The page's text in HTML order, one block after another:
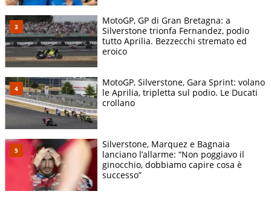
MotoGP, GP di Gran Bretagna: a
Silverstone trionfa Fernandez, podio
tutto Aprilia. Bezzecchi stremato ed
eroico
MotoGP, Silverstone, Gara Sprint: volano
le Aprilia, tripletta sul podio. Le Ducati
crollano
Silverstone, Marquez e Bagnaia
lanciano l’allarme: “Non poggiavo il
ginocchio, dobbiamo capire cosa è
successo”